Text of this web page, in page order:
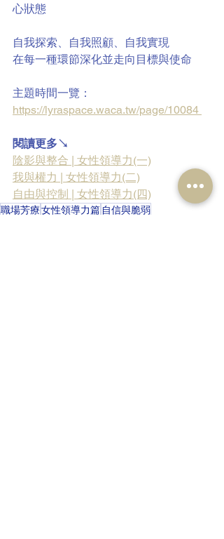
心狀態
自我探索、自我照顧、自我實現
在每一種環節深化並走向目標與使命
主題時間一覽：
https://lyraspace.waca.tw/page/10084
閱讀更多↘
陰影與整合 | 女性領導力(一)
我與權力 | 女性領導力(二)
自由與控制 | 女性領導力(四)
職場芳療女性領導力篇 自信與脆弱